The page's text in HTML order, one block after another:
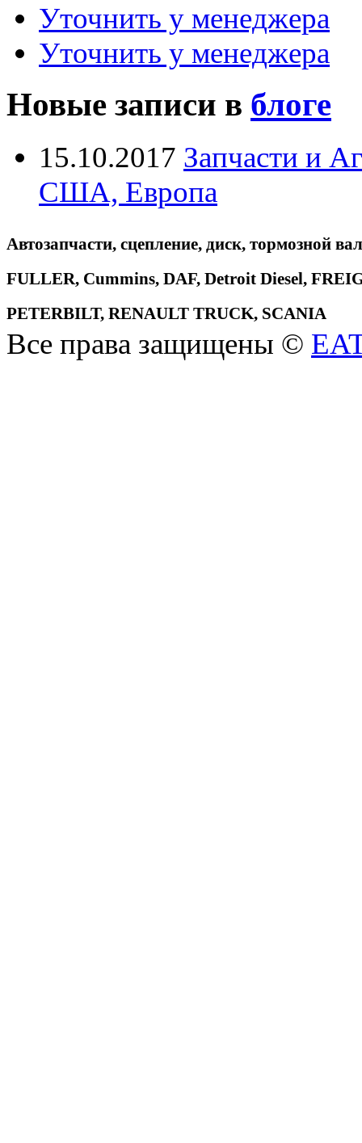
Уточнить у менеджера
Уточнить у менеджера
Новые записи в блоге
15.10.2017 Запчасти и
США, Европа
Автозапчасти, сцепление, диск, тормозной
FULLER, Cummins, DAF, Detroit Diesel,
PETERBILT, RENAULT TRUCK, SCANIA
Все права защищены ©